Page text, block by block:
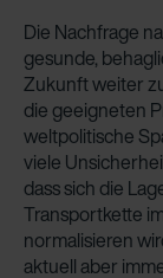
Die Nachfrage
gesunde,
Zukunft weiter
die geeigneten
weltpolitische
viele
dass sich die
Transportkette
normalisieren
aktuell aber